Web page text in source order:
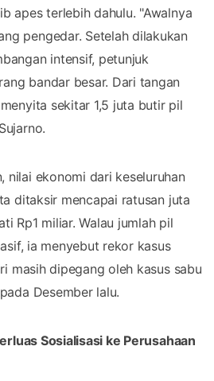
apes terlebih dahulu. ​"Awalnya
pengedar. Setelah dilakukan
intensif, petunjuk
bandar besar. Dari tangan
sekitar 1,5 juta butir pil
nilai ekonomi dari keseluruhan
ditaksir mencapai ratusan juta
Rp1 miliar. Walau jumlah pil
ia menyebut rekor kasus
masih dipegang oleh kasus sabu
Desember lalu.
Sosialisasi ke Perusahaan